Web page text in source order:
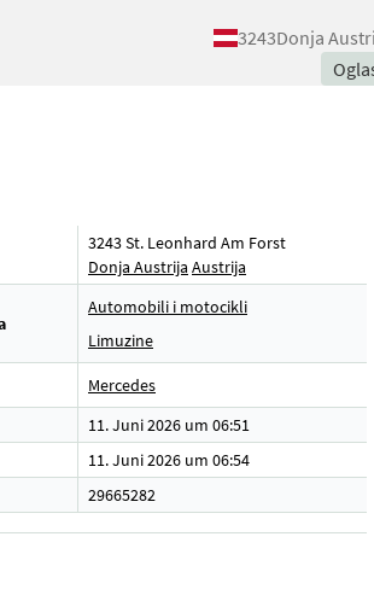
3243Donja
3243 St. Leonhard Am Forst
Donja Austrija Austrija
Automobili i motocikli
Limuzine
Mercedes
11. Juni 2026 um 06:51
11. Juni 2026 um 06:54
29665282